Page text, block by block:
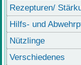
Rezepturen/
Hilfs- und
Nützlinge
Verschiedenes